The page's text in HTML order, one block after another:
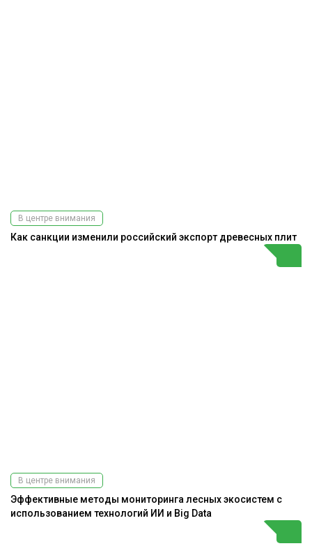
В центре внимания
Как санкции изменили российский экспорт древесных плит
В центре внимания
Эффективные методы мониторинга лесных экосистем с
использованием технологий ИИ и Big Data